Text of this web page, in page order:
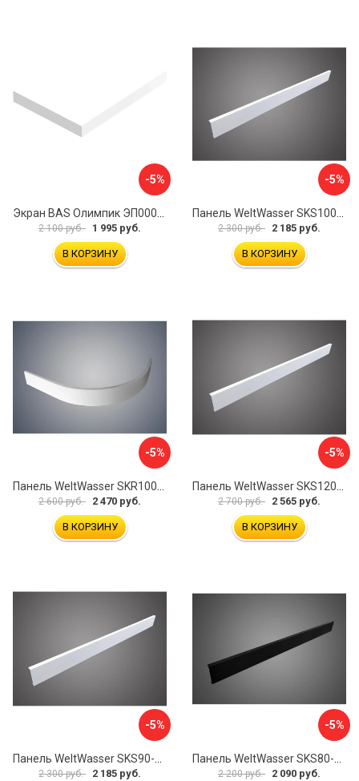
-5%
2 100 руб. 1 995 руб.
В КОРЗИНУ
-5%
2 300 руб. 2 185 руб.
В КОРЗИНУ
-5%
2 600 руб. 2 470 руб.
В КОРЗИНУ
-5%
2 700 руб. 2 565 руб.
В КОРЗИНУ
-5%
Панель WeltWasser SKS90-WT 10000004395
2 300 руб. 2 185 руб.
-5%
Панель WeltWasser SKS80-BL 10000004423
2 200 руб. 2 090 руб.